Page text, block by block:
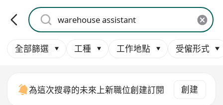
全部篩選 工種 工作地點 受僱形式
為這次搜尋的未來上新職位創建訂閱 創建